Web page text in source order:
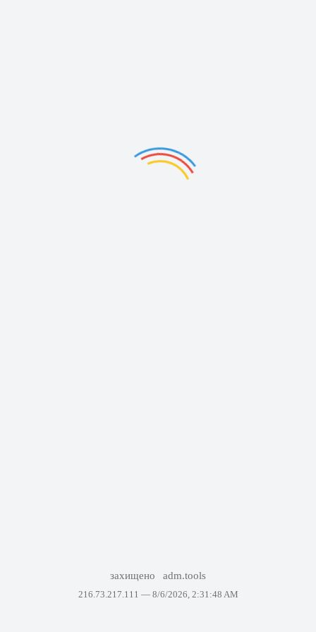
захищено adm.tools
216.73.217.111 — 8/6/2026, 2:31:48 AM